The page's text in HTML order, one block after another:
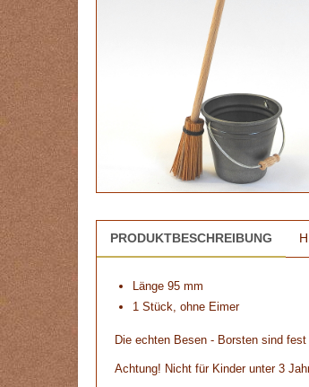
PRODUKTBESCHREIBUNG
Länge 95 mm
1 Stück, ohne Eimer
Die echten Besen - Borsten sind
Achtung! Nicht für Kinder unter 3